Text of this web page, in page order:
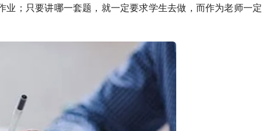
业；只要讲哪一套题，就一定要求学生去做，而作为老师一定